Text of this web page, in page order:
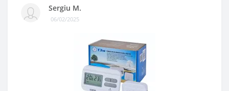
Sergiu M.
06/02/2025